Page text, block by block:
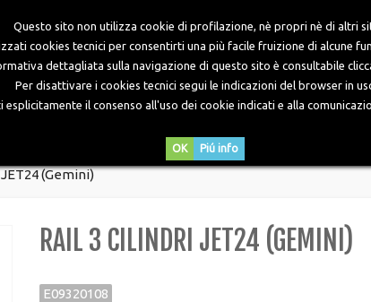
Questo sito non utilizza cookie di profilazione, nè propri nè di altri
cookies tecnici per consentirti una più facile fruizione di alcune
dettagliata sulla navigazione di questo sito è consultabile
Per disattivare i cookies tecnici segui le indicazioni del browser in
esplicitamente il consenso all'uso dei cookie indicati e alla
OK Piú info
(Gemini)
RAIL 3 CILINDRI JET24 (GEMINI)
E09320108